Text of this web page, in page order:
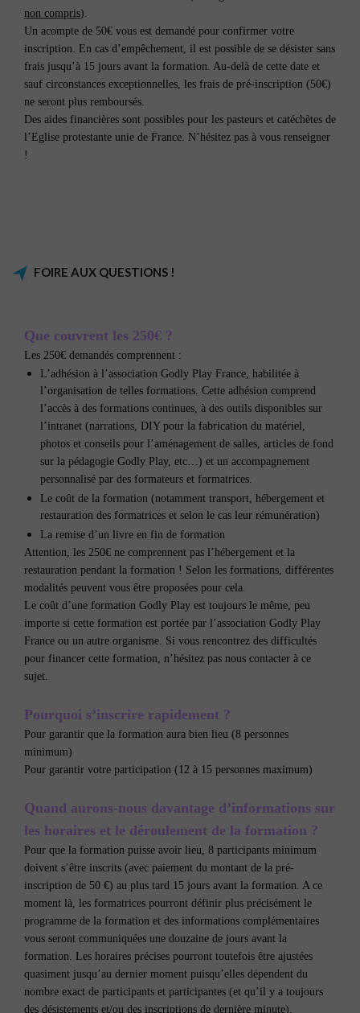
non compris).
Un acompte de 50€ vous est demandé pour confirmer votre
inscription. En cas d’empêchement, il est possible de se désister sans
frais jusqu’à 15 jours avant la formation. Au-delà de cette date et
sauf circonstances exceptionnelles, les frais de pré-inscription (50€)
ne seront plus remboursés.
Des aides financières sont possibles pour les pasteurs et catéchètes de
l’Eglise protestante unie de France. N’hésitez pas à vous renseigner
!
FOIRE AUX QUESTIONS !
Que couvrent les 250€ ?
Les 250€ demandés comprennent :
L’adhésion à l’association Godly Play France, habilitée à
l’organisation de telles formations. Cette adhésion comprend
l’accès à des formations continues, à des outils disponibles sur
l’intranet (narrations, DIY pour la fabrication du matériel,
photos et conseils pour l’aménagement de salles, articles de fond
sur la pédagogie Godly Play, etc…) et un accompagnement
personnalisé par des formateurs et formatrices.
Le coût de la formation (notamment transport, hébergement et
restauration des formatrices et selon le cas leur rémunération)
La remise d’un livre en fin de formation
Attention, les 250€ ne comprennent pas l’hébergement et la
restauration pendant la formation ! Selon les formations, différentes
modalités peuvent vous être proposées pour cela.
Le coût d’une formation Godly Play est toujours le même, peu
importe si cette formation est portée par l’association Godly Play
France ou un autre organisme. Si vous rencontrez des difficultés
pour financer cette formation, n’hésitez pas nous contacter à ce
sujet.
Pourquoi s’inscrire rapidement ?
Pour garantir que la formation aura bien lieu (8 personnes
minimum)
Pour garantir votre participation (12 à 15 personnes maximum)
Quand aurons-nous davantage d’informations sur
les horaires et le déroulement de la formation ?
Pour que la formation puisse avoir lieu, 8 participants minimum
doivent s’être inscrits (avec paiement du montant de la pré-
inscription de 50 €) au plus tard 15 jours avant la formation. A ce
moment là, les formatrices pourront définir plus précisément le
programme de la formation et des informations complémentaires
vous seront communiquées une douzaine de jours avant la
formation. Les horaires précises pourront toutefois être ajustées
quasiment jusqu’au dernier moment puisqu’elles dépendent du
nombre exact de participants et participantes (et qu’il y a toujours
des désistements et/ou des inscriptions de dernière minute).